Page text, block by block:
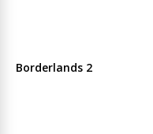
Borderlands 2